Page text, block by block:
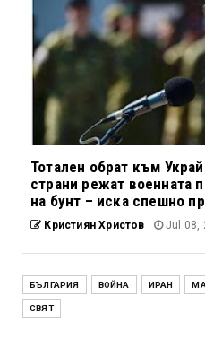
Тотален обрат към
страни режат военната
на бунт – иска спешно
Кристиян Христов Jul 08,
БЪЛГАРИЯ ВОЙНА ИРАН
СВЯТ